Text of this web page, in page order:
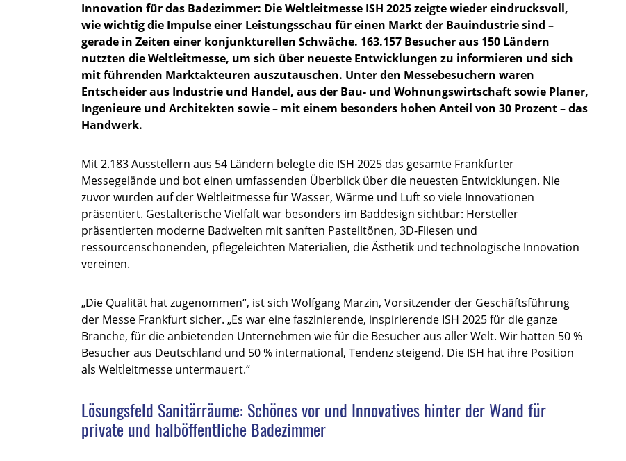
Innovation für das Badezimmer: Die Weltleitmesse ISH 2025 zeigte wieder eindrucksvoll,
wie wichtig die Impulse einer Leistungsschau für einen Markt der Bauindustrie sind –
gerade in Zeiten einer konjunkturellen Schwäche. 163.157 Besucher aus 150 Ländern
nutzten die Weltleitmesse, um sich über neueste Entwicklungen zu informieren und sich
mit führenden Marktakteuren auszutauschen. Unter den Messebesuchern waren
Entscheider aus Industrie und Handel, aus der Bau- und Wohnungswirtschaft sowie Planer,
Ingenieure und Architekten sowie – mit einem besonders hohen Anteil von 30 Prozent – das
Handwerk.
Mit 2.183 Ausstellern aus 54 Ländern belegte die ISH 2025 das gesamte Frankfurter
Messegelände und bot einen umfassenden Überblick über die neuesten Entwicklungen. Nie
zuvor wurden auf der Weltleitmesse für Wasser, Wärme und Luft so viele Innovationen
präsentiert. Gestalterische Vielfalt war besonders im Baddesign sichtbar: Hersteller
präsentierten moderne Badwelten mit sanften Pastelltönen, 3D-Fliesen und
ressourcenschonenden, pflegeleichten Materialien, die Ästhetik und technologische Innovation
vereinen.
„Die Qualität hat zugenommen“, ist sich Wolfgang Marzin, Vorsitzender der Geschäftsführung
der Messe Frankfurt sicher. „Es war eine faszinierende, inspirierende ISH 2025 für die ganze
Branche, für die anbietenden Unternehmen wie für die Besucher aus aller Welt. Wir hatten 50 %
Besucher aus Deutschland und 50 % international, Tendenz steigend. Die ISH hat ihre Position
als Weltleitmesse untermauert.“
Lösungsfeld Sanitärräume: Schönes vor und Innovatives hinter der Wand für
private und halböffentliche Badezimmer